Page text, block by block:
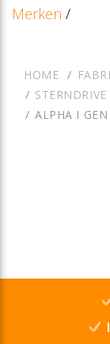
Merken /
HOME
ALPHA I